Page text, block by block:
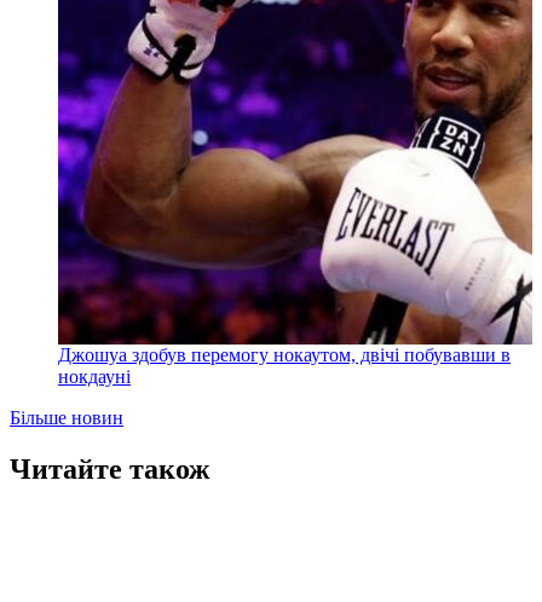
Джошуа здобув перемогу нокаутом, двічі побувавши в
нокдауні
Більше новин
Читайте також